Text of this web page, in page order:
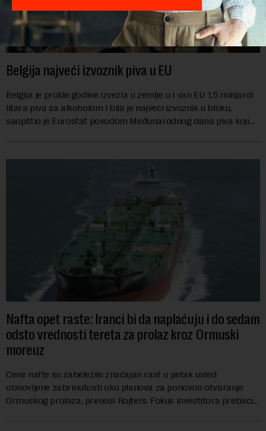
Belgija najveći izvoznik piva u EU
Belgija je prošle godine izvezla u zemlje u i van EU 1,5 milijardi
litara piva sa alkoholom i bila je najveći izvoznik u bloku,
saopštio je Eurostat povodom Međunarodnog dana piva koji
Nafta opet raste: Iranci bi da naplaćuju i do sedam
odsto vrednosti tereta za prolaz kroz Ormuski
moreuz
Cene nafte su zabeležile značajan rast u petak usled
obnovljene zabrinutosti oko planova za ponovno otvaranje
Ormuskog prolaza, prenosi Rojters. Fokus investitora prebacio